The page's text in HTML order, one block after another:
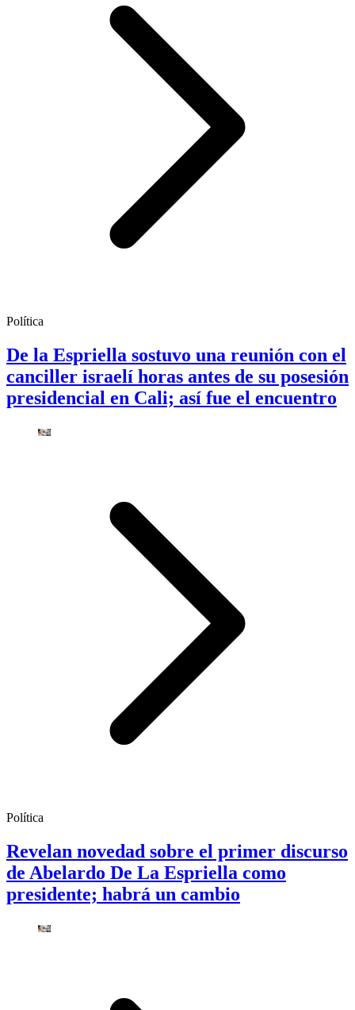
Política
De la Espriella sostuvo una reunión con el
canciller israelí horas antes de su posesión
presidencial en Cali; así fue el encuentro
Política
Revelan novedad sobre el primer discurso
de Abelardo De La Espriella como
presidente; habrá un cambio